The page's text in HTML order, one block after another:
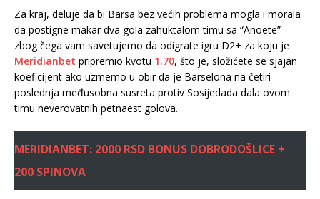
Za kraj, deluje da bi Barsa bez većih problema mogla i morala
da postigne makar dva gola zahuktalom timu sa “Anoete”
zbog čega vam savetujemo da odigrate igru D2+ za koju je
Meridianbet pripremio kvotu 1.70, što je, složićete se sjajan
koeficijent ako uzmemo u obir da je Barselona na četiri
poslednja međusobna susreta protiv Sosijedada dala ovom
timu neverovatnih petnaest golova.
MERIDIANBET: 2000 RSD BONUS DOBRODOŠLICE +
200 SPINOVA